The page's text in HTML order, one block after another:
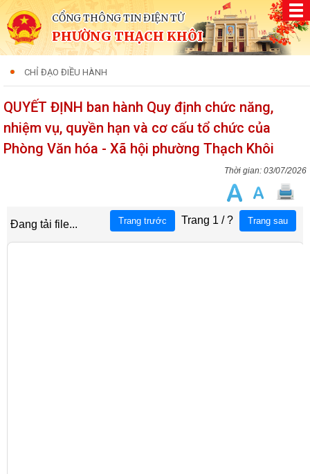
CỔNG THÔNG TIN ĐIỆN TỬ
PHƯỜNG THẠCH KHÔI
CHỈ ĐẠO ĐIỀU HÀNH
QUYẾT ĐỊNH ban hành Quy định chức năng,
nhiệm vụ, quyền hạn và cơ cấu tổ chức của
Phòng Văn hóa - Xã hội phường Thạch Khôi
03/07/2026